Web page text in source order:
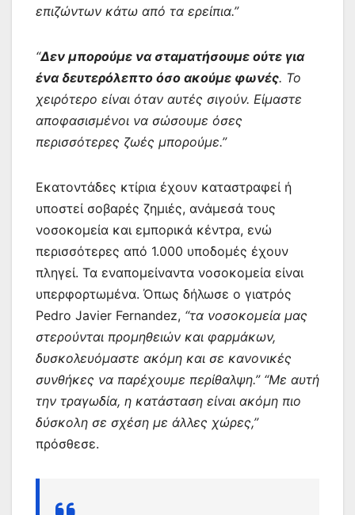
επιζώντων κάτω από τα ερείπια.”
“Δεν μπορούμε να σταματήσουμε ούτε για
ένα δευτερόλεπτο όσο ακούμε φωνές. Το
χειρότερο είναι όταν αυτές σιγούν. Είμαστε
αποφασισμένοι να σώσουμε όσες
περισσότερες ζωές μπορούμε.”
Εκατοντάδες κτίρια έχουν καταστραφεί ή
υποστεί σοβαρές ζημιές, ανάμεσά τους
νοσοκομεία και εμπορικά κέντρα, ενώ
περισσότερες από 1.000 υποδομές έχουν
πληγεί. Τα εναπομείναντα νοσοκομεία είναι
υπερφορτωμένα. Όπως δήλωσε ο γιατρός
Pedro Javier Fernandez, “τα νοσοκομεία μας
στερούνται προμηθειών και φαρμάκων,
δυσκολευόμαστε ακόμη και σε κανονικές
συνθήκες να παρέχουμε περίθαλψη.” “Με αυτή
την τραγωδία, η κατάσταση είναι ακόμη πιο
δύσκολη σε σχέση με άλλες χώρες,”
πρόσθεσε.